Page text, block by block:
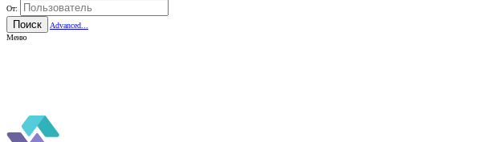
От:
Поиск
Advanced...
Меню